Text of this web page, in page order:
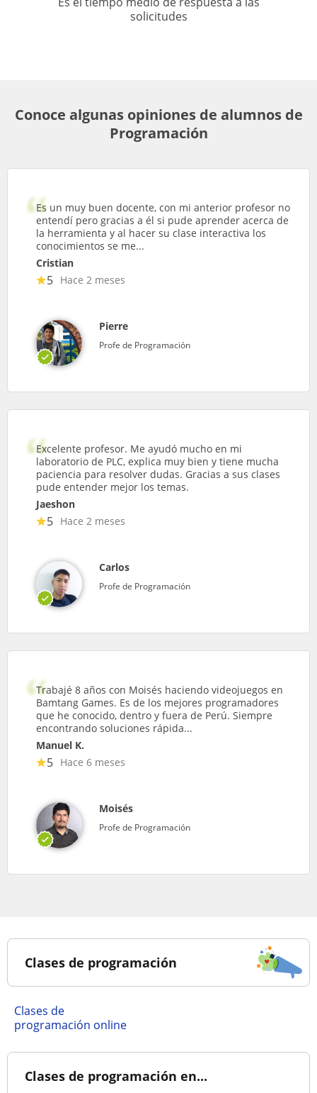
solicitudes
Conoce algunas opiniones de alumnos de
Programación
Es un muy buen docente, con mi anterior profesor no
entendí pero gracias a él si pude aprender acerca de
la herramienta y al hacer su clase interactiva los
conocimientos se me...
Cristian
5 Hace 2 meses
Pierre
Profe de Programación
Excelente profesor. Me ayudó mucho en mi
laboratorio de PLC, explica muy bien y tiene mucha
paciencia para resolver dudas. Gracias a sus clases
pude entender mejor los temas.
Jaeshon
5 Hace 2 meses
Carlos
Profe de Programación
Trabajé 8 años con Moisés haciendo videojuegos en
Bamtang Games. Es de los mejores programadores
que he conocido, dentro y fuera de Perú. Siempre
encontrando soluciones rápida...
Manuel K.
5 Hace 6 meses
Moisés
Profe de Programación
Clases de programación
Clases de
programación online
Clases de programación en...